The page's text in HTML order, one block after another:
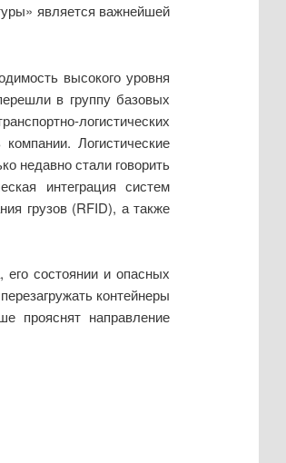
является важнейшей
высокого уровня
в группу базовых
логистических
Логистические
недавно стали говорить
интеграция систем
грузов (RFID), а также
состоянии и опасных
контейнеры
прояснят направление